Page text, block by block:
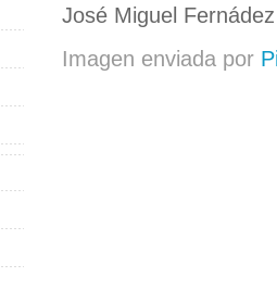
José Miguel
Imagen enviada por